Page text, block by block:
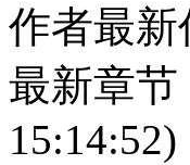
作者最新
最新章节
15:14:52)